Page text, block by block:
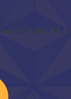
y te llevará a